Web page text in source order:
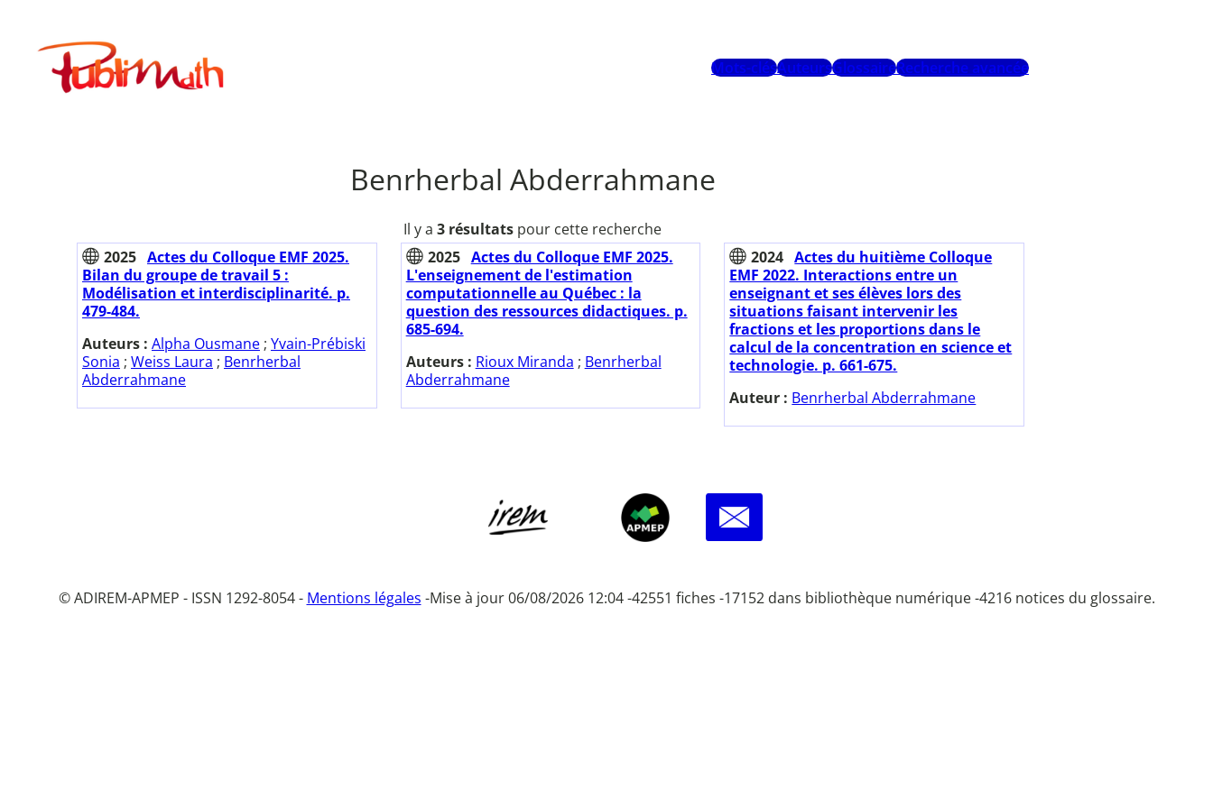
contenuPublimath
Mots-clésAuteursGlossaireRecherche avancée
Benrherbal Abderrahmane
Il y a 3 résultats pour cette recherche
2025 Actes du Colloque EMF 2025.
Bilan du groupe de travail 5 :
Modélisation et interdisciplinarité. p.
479-484.
Auteurs : Alpha Ousmane ; Yvain-Prébiski
Sonia ; Weiss Laura ; Benrherbal
Abderrahmane
2025 Actes du Colloque EMF 2025.
L'enseignement de l'estimation
computationnelle au Québec : la
question des ressources didactiques. p.
685-694.
Auteurs : Rioux Miranda ; Benrherbal
Abderrahmane
2024 Actes du huitième Colloque
EMF 2022. Interactions entre un
enseignant et ses élèves lors des
situations faisant intervenir les
fractions et les proportions dans le
calcul de la concentration en science et
technologie. p. 661-675.
Auteur : Benrherbal Abderrahmane
© ADIREM-APMEP - ISSN 1292-8054 - Mentions légales -Mise à jour 06/08/2026 12:04 -42551 fiches -17152 dans bibliothèque numérique -4216 notices du glossaire.